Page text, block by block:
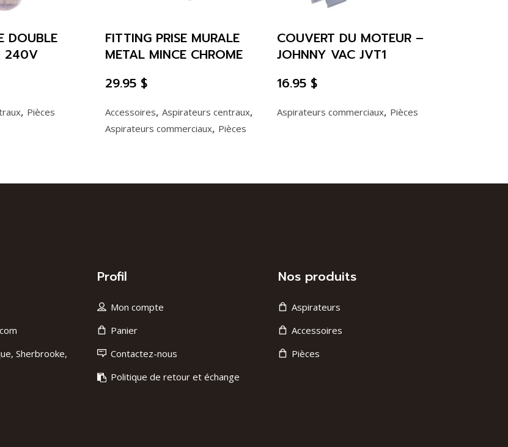
, Pièces
DOUBLE
240V
Accessoires, Aspirateurs centraux,
Aspirateurs commerciaux, Pièces
FITTING PRISE MURALE
METAL MINCE CHROME
29.95 $
Aspirateurs commerciaux, Pièces
COUVERT DU MOTEUR –
JOHNNY VAC JVT1
16.95 $
Sherbrooke,
Profil
Mon compte
Panier
Contactez-nous
Politique de retour et échange
Nos produits
Aspirateurs
Accessoires
Pièces